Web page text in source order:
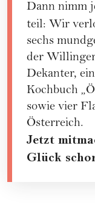
Dann nimm
teil: Wir
sechs
der
Dekanter,
Kochbuch
sowie vier
Österreich.
Jetzt
Glück